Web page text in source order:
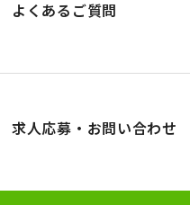
よくあるご質問
求人応募・お問い合わせ